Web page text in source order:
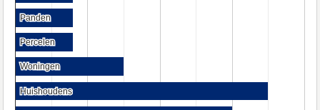
Panden
Panden
Percelen
Percelen
Woningen
Woningen
Huishoudens
Huishoudens